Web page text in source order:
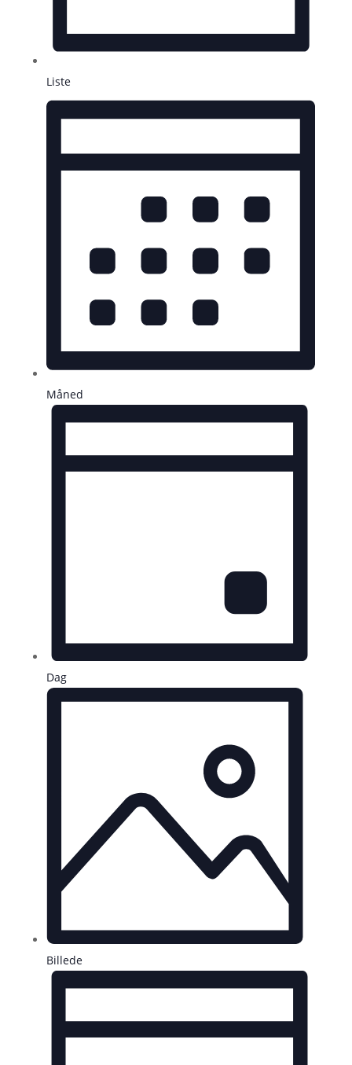
Liste
Måned
Dag
Billede